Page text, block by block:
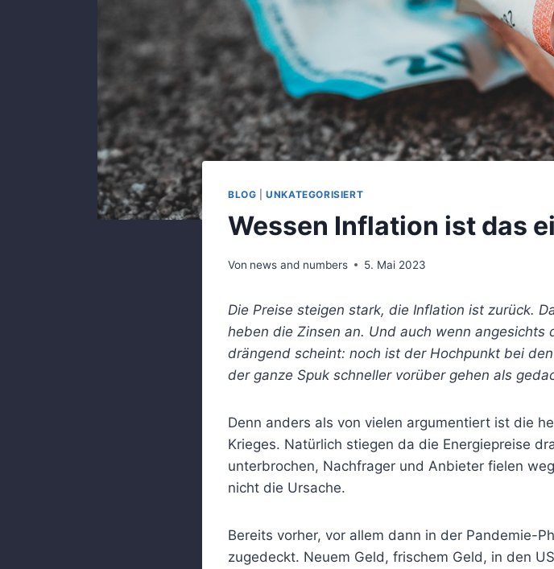
BLOG |UNKATEGORISIERT
Wessen Inflation ist das
Von news and numbers 5. Mai 2023
Die Preise steigen stark, die Inflation ist zurück.
heben die Zinsen an. Und auch wenn
drängend scheint: noch ist der Hochpunkt bei
der ganze Spuk schneller vorüber gehen als
Denn anders als von vielen argumentiert ist die
Krieges. Natürlich stiegen da die Energiepreise
unterbrochen, Nachfrager und Anbieter fielen
nicht die Ursache.
Bereits vorher, vor allem dann in der Pandemie-
zugedeckt. Neuem Geld, frischem Geld, in den